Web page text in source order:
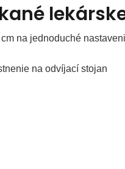
na jednoduché
na odvíjací stojan